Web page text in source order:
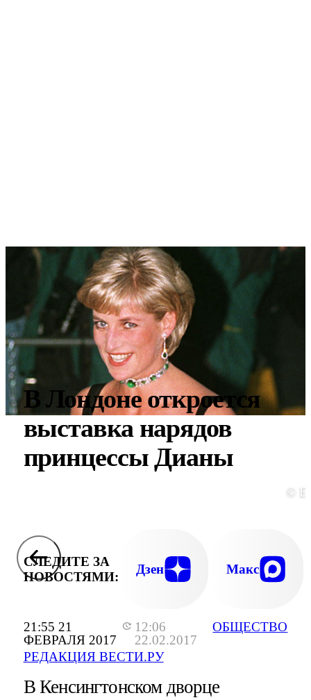
21:55 21
ФЕВРАЛЯ 2017
12:06
22.02.2017
РЕДАКЦИЯ ВЕСТИ.РУ
ОБЩЕСТВО
В Лондоне откроется
выставка нарядов
принцессы Дианы
©
СЛЕДИТЕ ЗА
НОВОСТЯМИ:
Дзен Макс
В Кенсингтонском дворце